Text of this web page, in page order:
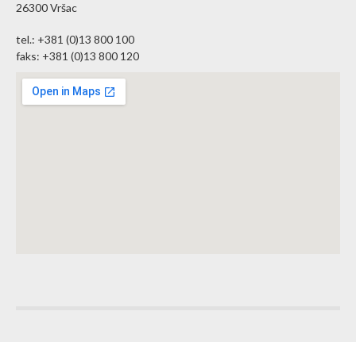
26300 Vršac
tel.: +381 (0)13 800 100
faks: +381 (0)13 800 120